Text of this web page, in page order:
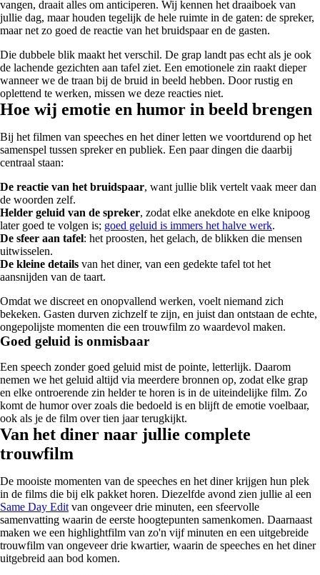
vangen, draait alles om anticiperen. Wij kennen het draaiboek van
jullie dag, maar houden tegelijk de hele ruimte in de gaten: de spreker,
maar net zo goed de reactie van het bruidspaar en de gasten.
Die dubbele blik maakt het verschil. De grap landt pas echt als je ook
de lachende gezichten aan tafel ziet. Een emotionele zin raakt dieper
wanneer we de traan bij de bruid in beeld hebben. Door rustig en
oplettend te werken, missen we deze reacties niet.
Hoe wij emotie en humor in beeld brengen
Bij het filmen van speeches en het diner letten we voortdurend op het
samenspel tussen spreker en publiek. Een paar dingen die daarbij
centraal staan:
De reactie van het bruidspaar, want jullie blik vertelt vaak meer dan
de woorden zelf.
Helder geluid van de spreker, zodat elke anekdote en elke knipoog
later goed te volgen is; goed geluid is immers het halve werk.
De sfeer aan tafel: het proosten, het gelach, de blikken die mensen
uitwisselen.
De kleine details van het diner, van een gedekte tafel tot het
aansnijden van de taart.
Omdat we discreet en onopvallend werken, voelt niemand zich
bekeken. Gasten durven zichzelf te zijn, en juist dan ontstaan de echte,
ongepolijste momenten die een trouwfilm zo waardevol maken.
Goed geluid is onmisbaar
Een speech zonder goed geluid mist de pointe, letterlijk. Daarom
nemen we het geluid altijd via meerdere bronnen op, zodat elke grap
en elke ontroerende zin helder te horen is in de uiteindelijke film. Zo
komt de humor over zoals die bedoeld is en blijft de emotie voelbaar,
ook als je de film over tien jaar terugkijkt.
Van het diner naar jullie complete
trouwfilm
De mooiste momenten van de speeches en het diner krijgen hun plek
in de films die bij elk pakket horen. Diezelfde avond zien jullie al een
Same Day Edit van ongeveer drie minuten, een sfeervolle
samenvatting waarin de eerste hoogtepunten samenkomen. Daarnaast
maken we een highlightfilm van zo'n vijf minuten en een uitgebreide
trouwfilm van ongeveer drie kwartier, waarin de speeches en het diner
uitgebreid aan bod komen.